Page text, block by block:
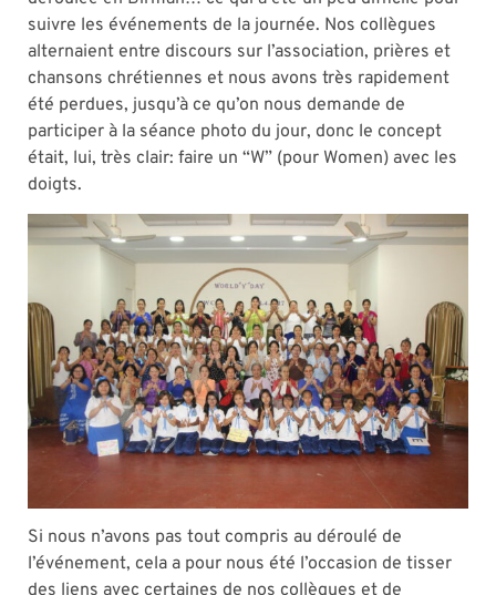
suivre les événements de la journée. Nos collègues
alternaient entre discours sur l’association, prières et
chansons chrétiennes et nous avons très rapidement
été perdues, jusqu’à ce qu’on nous demande de
participer à la séance photo du jour, donc le concept
était, lui, très clair: faire un “W” (pour Women) avec les
doigts.
Si nous n’avons pas tout compris au déroulé de
l’événement, cela a pour nous été l’occasion de tisser
des liens avec certaines de nos collègues et de